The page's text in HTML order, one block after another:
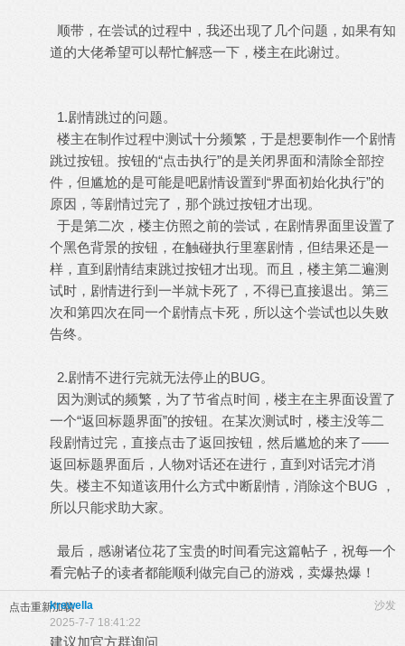
顺带，在尝试的过程中，我还出现了几个问题，如果有知
道的大佬希望可以帮忙解惑一下，楼主在此谢过。
1.剧情跳过的问题。
楼主在制作过程中测试十分频繁，于是想要制作一个剧情
跳过按钮。按钮的“点击执行”的是关闭界面和清除全部控
件，但尴尬的是可能是吧剧情设置到“界面初始化执行”的
原因，等剧情过完了，那个跳过按钮才出现。
于是第二次，楼主仿照之前的尝试，在剧情界面里设置了
个黑色背景的按钮，在触碰执行里塞剧情，但结果还是一
样，直到剧情结束跳过按钮才出现。而且，楼主第二遍测
试时，剧情进行到一半就卡死了，不得已直接退出。第三
次和第四次在同一个剧情点卡死，所以这个尝试也以失败
告终。
2.剧情不进行完就无法停止的BUG。
因为测试的频繁，为了节省点时间，楼主在主界面设置了
一个“返回标题界面”的按钮。在某次测试时，楼主没等二
段剧情过完，直接点击了返回按钮，然后尴尬的来了——
返回标题界面后，人物对话还在进行，直到对话完才消
失。楼主不知道该用什么方式中断剧情，消除这个BUG ，
所以只能求助大家。
最后，感谢诸位花了宝贵的时间看完这篇帖子，祝每一个
看完帖子的读者都能顺利做完自己的游戏，卖爆热爆！
点击重新加载 沙发
krewella
2025-7-7 18:41:22
建议加官方群询问